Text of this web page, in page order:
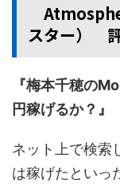
スター）
『梅本千穂の
円稼げるか？』
ネット上で検索
は稼げたといっ